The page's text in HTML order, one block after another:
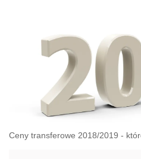
Ceny transferowe 2018/2019 -